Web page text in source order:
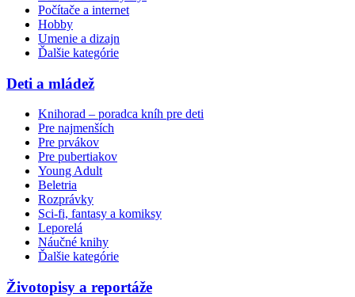
Počítače a internet
Hobby
Umenie a dizajn
Ďalšie kategórie
Deti a mládež
Knihorad – poradca kníh pre deti
Pre najmenších
Pre prvákov
Pre pubertiakov
Young Adult
Beletria
Rozprávky
Sci-fi, fantasy a komiksy
Leporelá
Náučné knihy
Ďalšie kategórie
Životopisy a reportáže